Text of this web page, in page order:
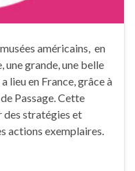
américains, en
une grande, une belle
lieu en France, grâce à
Passage. Cette
des stratégies et
actions exemplaires.